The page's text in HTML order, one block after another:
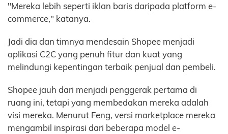
"Mereka lebih seperti iklan baris daripada platform e-
commerce," katanya.
Jadi dia dan timnya mendesain Shopee menjadi
aplikasi C2C yang penuh fitur dan kuat yang
melindungi kepentingan terbaik penjual dan pembeli.
Shopee jauh dari menjadi penggerak pertama di
ruang ini, tetapi yang membedakan mereka adalah
visi mereka. Menurut Feng, versi marketplace mereka
mengambil inspirasi dari beberapa model e-